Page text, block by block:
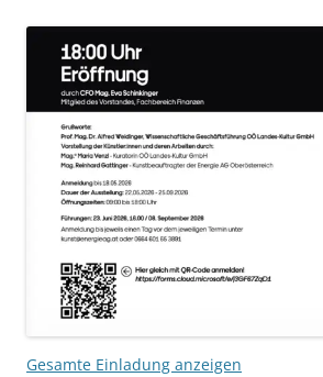
Gesamte Einladung anzeigen